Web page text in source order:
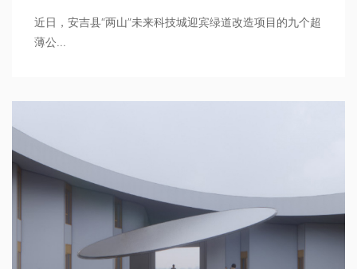
近日，安吉县“两山”未来科技城迎宾绿道改造项目的九个超
薄公...